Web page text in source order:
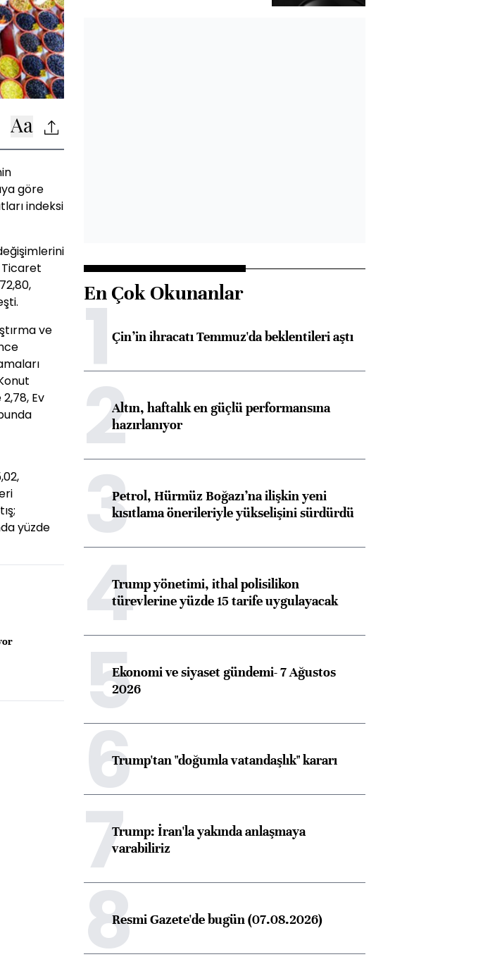
göre
indeksi
Ticaret
ve
Ev
yüzde
En Çok Okunanlar
1Çin’in ihracatı Temmuz'da beklentileri aştı
2Altın, haftalık en güçlü performansına
hazırlanıyor
3Petrol, Hürmüz Boğazı’na ilişkin yeni
kısıtlama önerileriyle yükselişini sürdürdü
4Trump yönetimi, ithal polisilikon
türevlerine yüzde 15 tarife uygulayacak
5Ekonomi ve siyaset gündemi- 7 Ağustos
2026
6Trump'tan "doğumla vatandaşlık" kararı
7Trump: İran'la yakında anlaşmaya
varabiliriz
8Resmi Gazete'de bugün (07.08.2026)